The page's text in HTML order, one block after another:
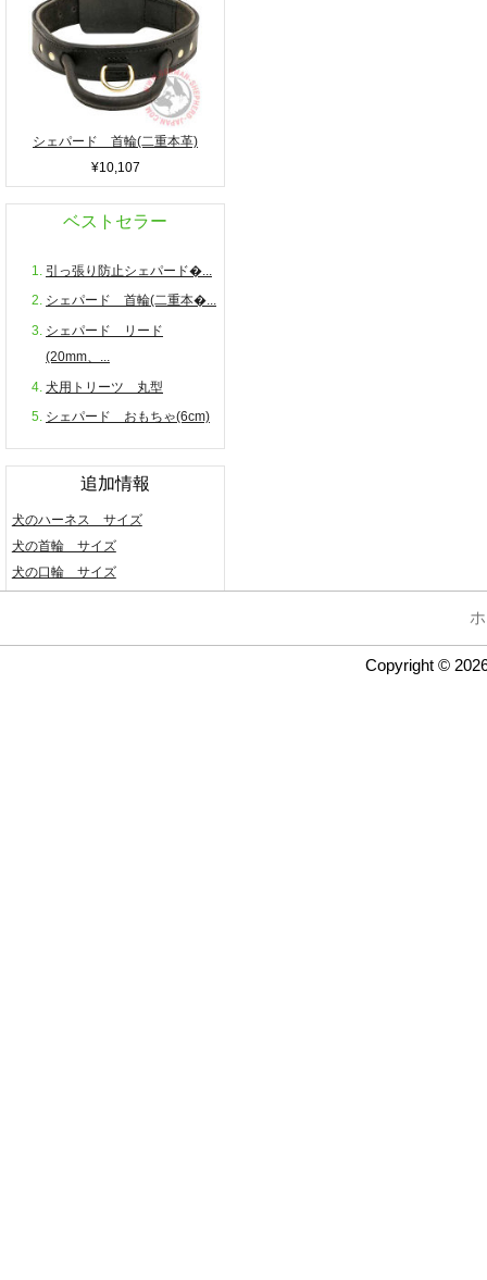
シェパード 首輪(二重本革)
¥10,107
ベストセラー
引っ張り防止シェパード�...
シェパード 首輪(二重本�...
シェパード リード
(20mm、...
犬用トリーツ 丸型
シェパード おもちゃ(6cm)
追加情報
犬のハーネス サイズ
犬の首輪 サイズ
犬の口輪 サイズ
Copyright ©